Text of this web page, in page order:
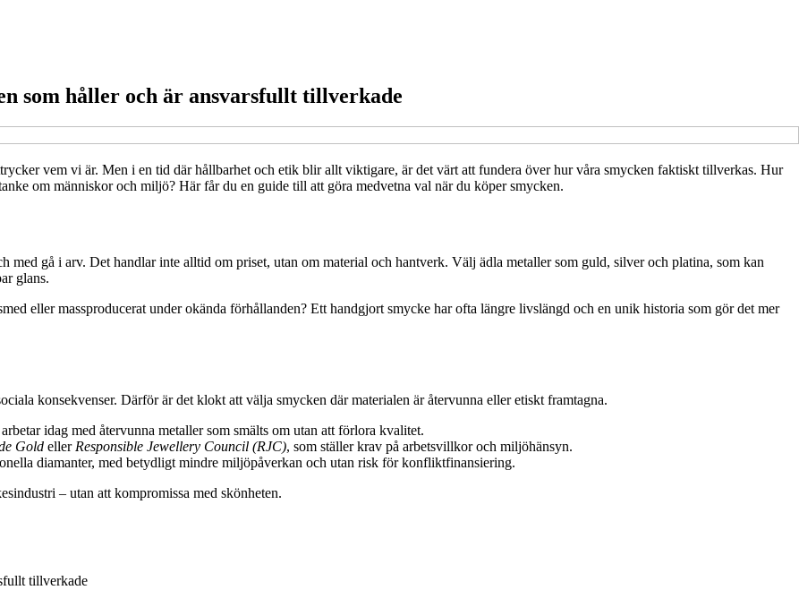
som håller och är ansvarsfullt tillverkade
vem vi är. Men i en tid där hållbarhet och etik blir allt viktigare, är det värt att fundera över hur våra smycken faktiskt tillverkas. Hur
om människor och miljö? Här får du en guide till att göra medvetna val när du köper smycken.
gå i arv. Det handlar inte alltid om priset, utan om material och hantverk. Välj ädla metaller som guld, silver och platina, som kan
glans.
eller massproducerat under okända förhållanden? Ett handgjort smycke har ofta längre livslängd och en unik historia som gör det mer
konsekvenser. Därför är det klokt att välja smycken där materialen är återvunna eller etiskt framtagna.
idag med återvunna metaller som smälts om utan att förlora kvalitet.
Gold ellerResponsible Jewellery Council (RJC), som ställer krav på arbetsvillkor och miljöhänsyn.
diamanter, med betydligt mindre miljöpåverkan och utan risk för konfliktfinansiering.
– utan att kompromissa med skönheten.
tillverkade